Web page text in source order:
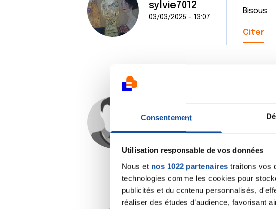
Consentement
Utilisation responsable de vos données
Nous et nos 1022 partenaires traitons vos
technologies comme les cookies pour
publicités et du contenu personnalisés,
réaliser des études d’audience, favorisant
sylvie7012
03/03/2025 - 13:07
Bisous
Citer
raphali
Je
de
Citer